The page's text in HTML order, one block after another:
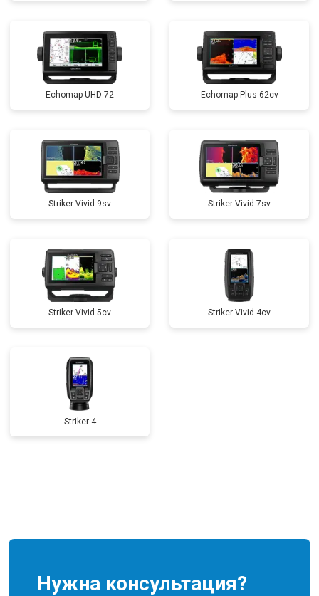
Echomap UHD 72 Echomap Plus 62cv
Striker Vivid 9sv Striker Vivid 7sv
Striker Vivid 5cv Striker Vivid 4cv
Striker 4
Нужна консультация?